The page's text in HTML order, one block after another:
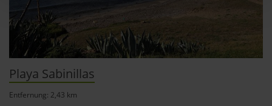
bestimmten Merkmalen (Fingerprinting) identifizieren
Erfahren Sie mehr darüber, wie Ihre persönlichen Daten
verarbeitet werden, und legen Sie Ihre Präferenzen im
Abschnitt Einzelheitenfest.
andalusien360.de verwendet Cookies
Playa Sabinillas
Entfernung: 2,43 km